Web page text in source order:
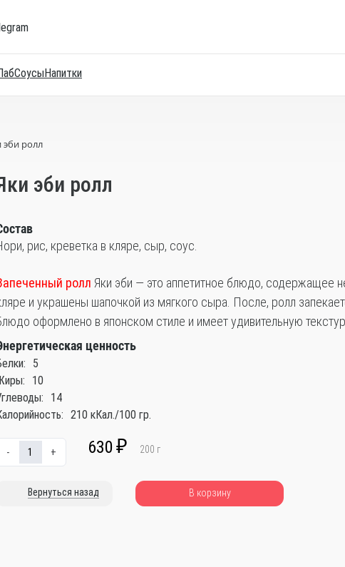
СоусыНапитки
эби ролл
эби ролл
рис, креветка в кляре, сыр, соус.
ролл Яки эби — это аппетитное блюдо, содержащее
и украшены шапочкой из мягкого сыра. После, ролл
оформлено в японском стиле и имеет удивительную
ценность
5
10
14
210 кКал./100 гр.
- + 630 ₽ 200 г
Вернуться назад В корзину